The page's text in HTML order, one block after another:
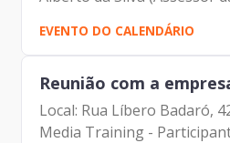
Prodam) Fabio Behrend
Nogueira Dantas (Diretor-
Prodam)
EVENTO DO CALENDÁRIO
Reunião com a
Local: Rua Líbero Badaró,
Media Training -